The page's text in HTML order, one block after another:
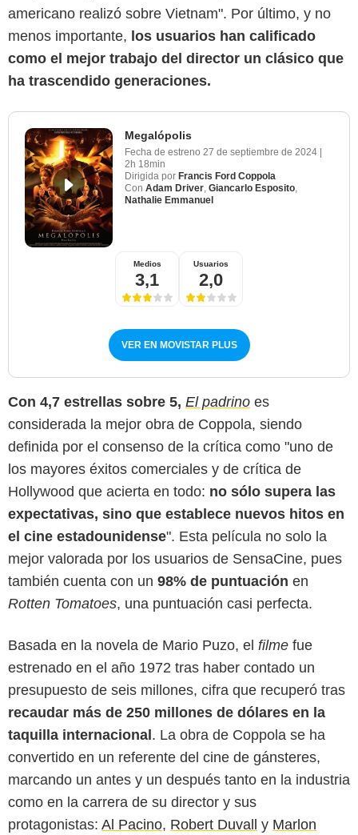
americano realizó sobre Vietnam". Por último, y no
menos importante, los usuarios han calificado
como el mejor trabajo del director un clásico que
ha trascendido generaciones.
Megalópolis
Fecha de estreno 27 de septiembre de 2024 |
2h 18min
Dirigida por Francis Ford Coppola
Con Adam Driver Giancarlo Esposito
Nathalie Emmanuel
Medios
3,1
Usuarios
2,0
VER EN MOVISTAR PLUS
Con 4,7 estrellas sobre 5, El padrino es
considerada la mejor obra de Coppola, siendo
definida por el consenso de la crítica como "uno de
los mayores éxitos comerciales y de crítica de
Hollywood que acierta en todo: no sólo supera las
expectativas, sino que establece nuevos hitos en
el cine estadounidense". Esta película no solo la
mejor valorada por los usuarios de SensaCine, pues
también cuenta con un 98% de puntuación en
Rotten Tomatoes, una puntuación casi perfecta.
Basada en la novela de Mario Puzo, el filme fue
estrenado en el año 1972 tras haber contado un
presupuesto de seis millones, cifra que recuperó tras
recaudar más de 250 millones de dólares en la
taquilla internacional. La obra de Coppola se ha
convertido en un referente del cine de gánsteres,
marcando un antes y un después tanto en la industria
como en la carrera de su director y sus
protagonistas: Al Pacino, Robert Duvall y Marlon
Paramount Pictures